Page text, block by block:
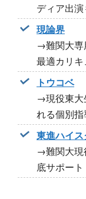
ディア出
現論界
→難関大専
最適カリ
トウコベ
→現役東大
れる個別指
東進ハイ
→難関大現
底サポート